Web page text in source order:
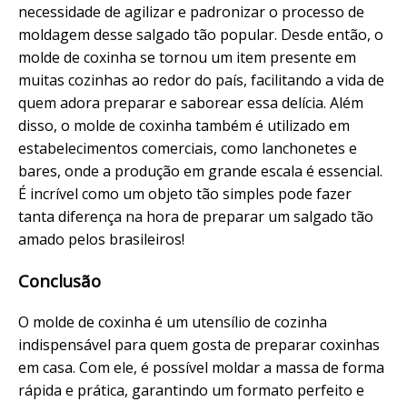
necessidade de agilizar e padronizar o processo de
moldagem desse salgado tão popular. Desde então, o
molde de coxinha se tornou um item presente em
muitas cozinhas ao redor do país, facilitando a vida de
quem adora preparar e saborear essa delícia. Além
disso, o molde de coxinha também é utilizado em
estabelecimentos comerciais, como lanchonetes e
bares, onde a produção em grande escala é essencial.
É incrível como um objeto tão simples pode fazer
tanta diferença na hora de preparar um salgado tão
amado pelos brasileiros!
Conclusão
O molde de coxinha é um utensílio de cozinha
indispensável para quem gosta de preparar coxinhas
em casa. Com ele, é possível moldar a massa de forma
rápida e prática, garantindo um formato perfeito e